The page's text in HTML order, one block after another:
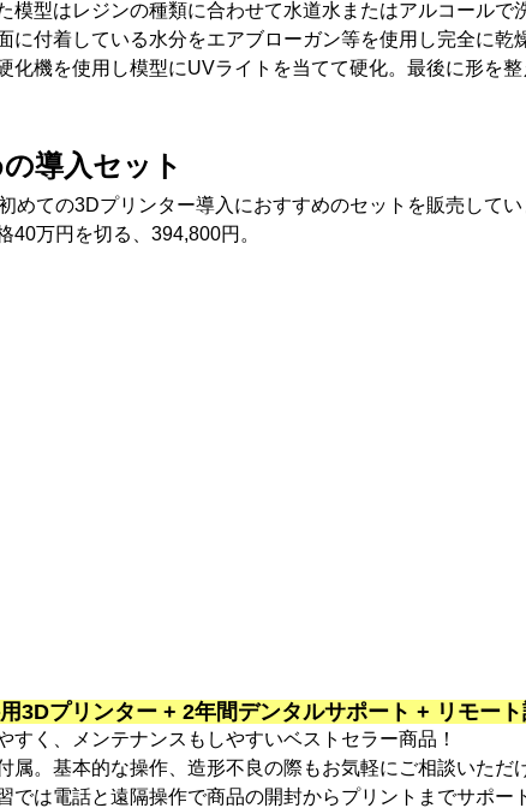
模型はレジンの種類に合わせて水道水またはアルコールで
に付着している水分をエアブローガン等を使用し完全に乾
化機を使用し模型にUVライトを当てて硬化。最後に形を整
導入セット
めての3Dプリンター導入におすすめのセットを販売してい
40万円を切る、394,800円。
3Dプリンター + 2年間デンタルサポート + リモー
すく、メンテナンスもしやすいベストセラー商品！
属。基本的な操作、造形不良の際もお気軽にご相談いただ
では電話と遠隔操作で商品の開封からプリントまでサポー